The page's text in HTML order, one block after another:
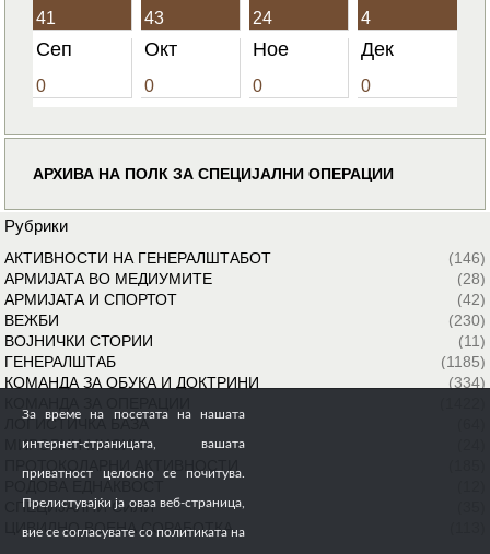
41 43 24 4
Сеп
0
Окт
0
Ное
0
Дек
0
АРХИВА НА ПОЛК ЗА СПЕЦИЈАЛНИ ОПЕРАЦИИ
Рубрики
АКТИВНОСТИ НА ГЕНЕРАЛШТАБОТ
(146)
АРМИЈАТА ВО МЕДИУМИТЕ
(28)
АРМИЈАТА И СПОРТОТ
(42)
ВЕЖБИ
(230)
ВОЈНИЧКИ СТОРИИ
(11)
ГЕНЕРАЛШТАБ
(1185)
КОМАНДА ЗА ОБУКА И ДОКТРИНИ
(334)
ЛОГИСТИЧКА БАЗА
МИРОВНИ МИСИИ
СПЕЦИЈАЛНИ СИЛИ
ЦИВИЛНО ВОЕНА СОРАБОТКА
За време на посетата на нашата
интернет-страницата, вашата
приватност целосно се почитува.
Прелистувајќи ја оваа веб-страница,
вие се согласувате со политиката на